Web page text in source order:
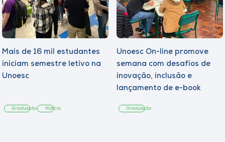
Mais de 16 mil estudantes
iniciam semestre letivo na
Unoesc
Graduação Notícia
Unoesc On-line promove
semana com desafios de
inovação, inclusão e
lançamento de e-book
Graduação